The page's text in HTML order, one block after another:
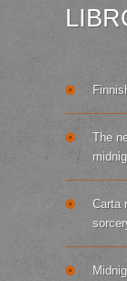
The
Carta